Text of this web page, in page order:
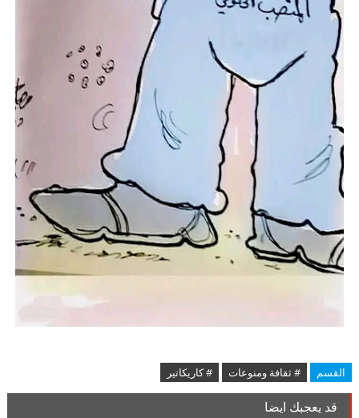
القسم # ثقافة ومنوعات # كاريكاتير
قد يعجبك ايضا